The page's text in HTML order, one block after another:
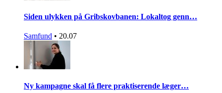
Siden ulykken på Gribskovbanen: Lokaltog genn…
Samfund • 20.07
Ny kampagne skal få flere praktiserende læger…